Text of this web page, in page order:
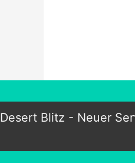
Desert Blitz - Neuer